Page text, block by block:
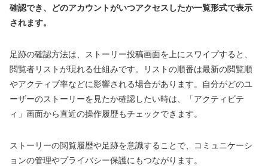
確認でき、どのアカウントがいつアクセスしたか一覧形式で表示
されます。
足跡の確認方法は、ストーリー投稿画面を上にスワイプすると、
閲覧者リストが現れる仕組みです。リストの順番は最新の閲覧順
やアクティブ率などに影響される場合があります。自分がどのユ
ーザーのストーリーを見たか確認したい時は、「アクティビテ
ィ」画面から直近の操作履歴もチェックできます。
ストーリーの閲覧履歴や足跡を意識することで、コミュニケーシ
ョンの管理やプライバシー保護にもつながります。